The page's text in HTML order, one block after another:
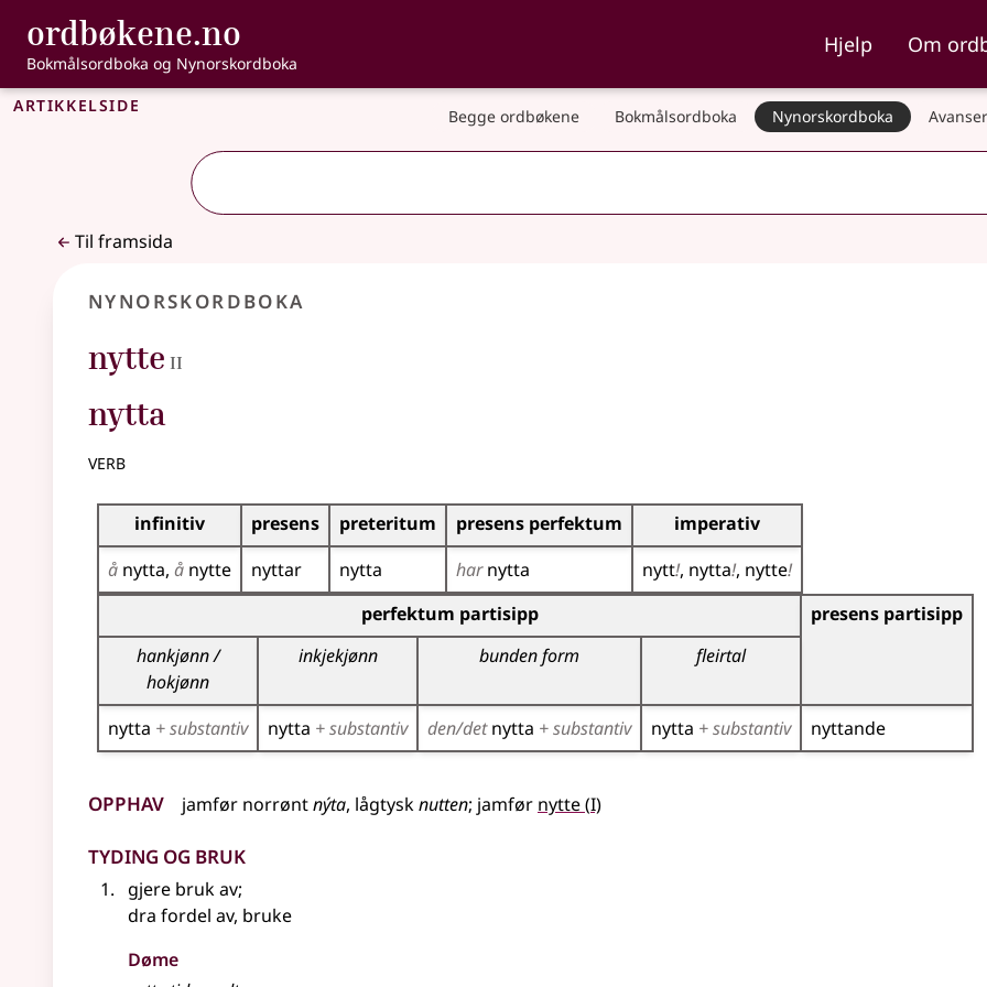
Gå til hovudinnhald
Tilgjenge
ordbøkene.no , Bokmålsordboka og Nynorskordboka
Bokmålsordboka og Nynorskordboka
Hjelp Om
Artikkelside Begge ordbøkene Bokmålsordboka Nynorskordboka
Til framsida
Nynorskordboka
nytte II
nytta
verb
Bøyningstabell for dette verbet
infinitiv presens preteritum presens perfektum
imperativ
å nytta å nytte nyttar nytta harnytta nytt! nytta! nytte!
Bøyningstabell for dette verbet (partisippformer)
perfektum partisipp
presens partisipp
hankjønn /
hokjønn
inkjekjønn bunden form fleirtal
nytta + substantiv nytta + substantiv den/detnytta + substantiv nytta + substantiv nyttande
Opphav jamfør norrøntnýta, lågtysknutten; jamfør nytte(1
I)
Tyding og bruk
gjere bruk av;
dra fordel av, bruke
Døme